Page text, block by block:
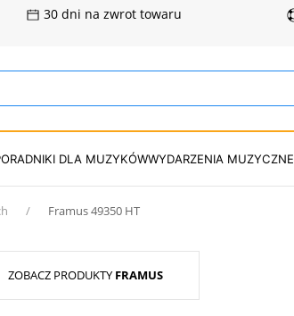
30 dni na zwrot towaru
DLA MUZYKÓWWYDARZENIA MUZYCZNE
Framus 49350 HT
ZOBACZ PRODUKTY FRAMUS